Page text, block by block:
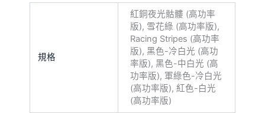
規格
紅銅夜光骷髏 (高功率
版), 雪花綠 (高功率版),
Racing Stripes (高功率
版), 黑色-冷白光 (高功
率版), 黑色-中白光 (高
功率版), 軍綠色-冷白光
(高功率版), 紅色-白光
(高功率版)